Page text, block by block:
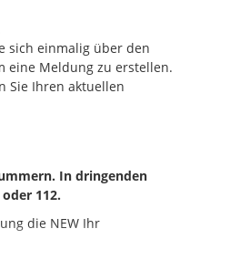
sich einmalig über den
eine Meldung zu erstellen.
Sie Ihren aktuellen
In dringenden
112.
die NEW Ihr